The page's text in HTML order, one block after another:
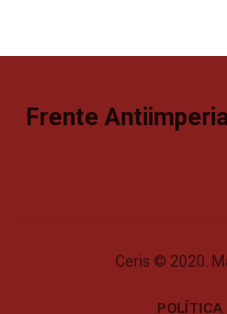
Frente
Ceris © 2020.
POLÍTICA